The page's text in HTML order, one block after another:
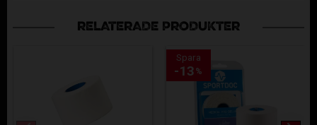
RELATERADE PRODUKTER
Spara
13 %